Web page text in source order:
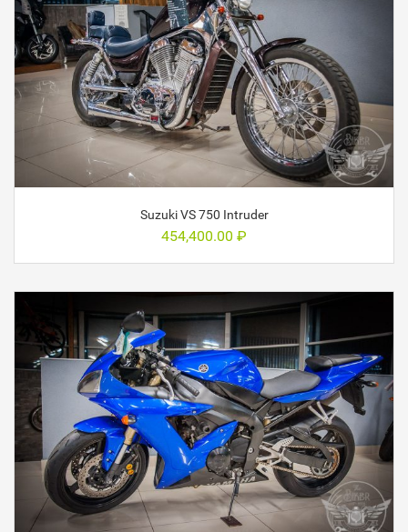
Suzuki VS 750 Intruder
454,400.00 ₽